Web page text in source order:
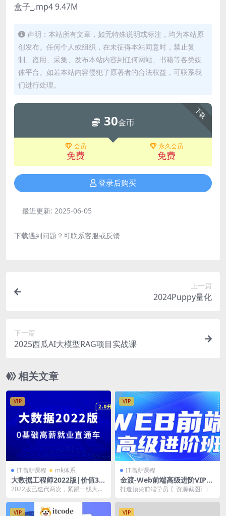
盒子_.mp4 9.47M
声明：本站所有文章，如无特殊说明或标注，均为本站原
创发布。任何个人或组织，在未征得本站同意时，禁止复
制、盗用、采集、发布本站内容到任何网站、书籍等各类媒
体平台。如若本站内容侵犯了原著者的合法权益，可联系我
们进行处理。
下载
30金币
会员
免费
永久会员
免费
登录后购买
最近更新: 2025-06-05
下载遇到问题？可联系客服或反馈
上一篇
2024Puppy量化
下一篇
2025西瓜AI大模型RAG项目实战课
相关文章
VIP
IT高薪课程 mk体系
大数据工程师2022版|价值34
88元|完结
2022版已迭代两次，紧跟一线大厂
Scal...
VIP
IT高薪课程
金渡-Web前端高级进阶VIP班
【四期】| 完结
打造顶尖前端学员 〖资源截图〗:
VIP VIP